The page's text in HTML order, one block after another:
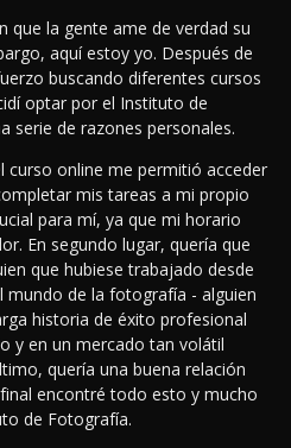
que la gente ame de verdad su
aquí estoy yo. Después de
buscando diferentes cursos
optar por el Instituto de
serie de razones personales.
curso online me permitió acceder
mis tareas a mi propio
para mí, ya que mi horario
En segundo lugar, quería que
que hubiese trabajado desde
mundo de la fotografía - alguien
historia de éxito profesional
y en un mercado tan volátil
quería una buena relación
encontré todo esto y mucho
de Fotografía.